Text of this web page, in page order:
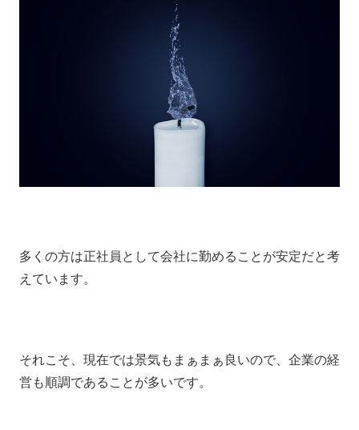
多くの方は正社員として会社に勤めることが安定だと考
えています。
それこそ、現在では景気もまぁまぁ良いので、企業の経
営も順調であることが多いです。